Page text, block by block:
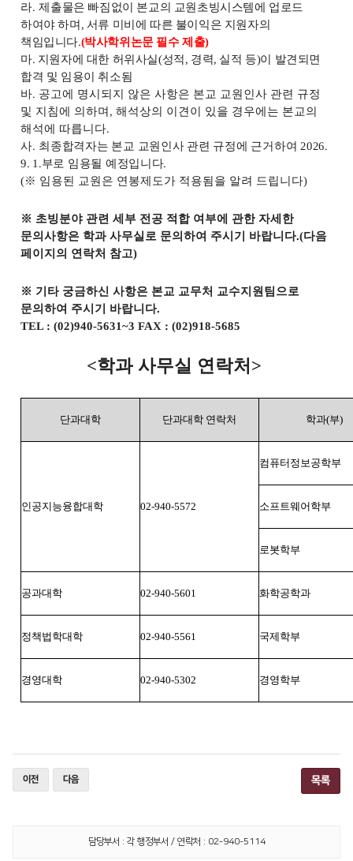
라.제 출물은 빠짐없이 본교의 교원초빙시스템에 업로드
하여야 하며 , 서류 미비에 따른 불이익은 지원자의
책임입니다.(박사학위논문 필수 제출)
마. 지원자에 대한 허위사실(성적, 경력, 실적 등)이 발견되면
합격 및 임용이 취소됨
바. 공고에 명시되지 않은 사항은 본교 교원인사 관련 규정
및 지침에 의하며 ,해석상의 이견이 있을 경우에는 본교의
해석에 따릅니다.
사. 최 종합격자는 본교 교원인사 관련 규정에 근거하여2026.
9. 1.부로 임용될 예정입니다.
(※ 임용된 교원은 연봉제도가 적용됨을 알려 드립니다)
※ 초빙분야 관련 세부 전공 적합 여부에 관한 자세한
문의사항은 학과 사무실로 문의하여 주시기 바랍니다.(다음
페이지의 연락처 참고)
※ 기타 궁금하신 사항은 본교 교무처 교수지원팀으로
문의하여 주시기 바랍니다.
TEL : (02)940-5631~3 FAX : (02)918-5685
<학과 사무실 연락처 >
단과대학 단과대학 연락처 학과(부)
인공지능융합대학 02-940-5572
컴퓨터정보공학부
소프트웨어학부
로봇학부
공과대학 02-940-5601 화학공학과
정책법학대학 02-940-5561 국제학부
경영대학 02-940-5302 경영학부
이전 다음 목록
담당부서 : 각 행정부서 / 연락처 : 02-940-5114